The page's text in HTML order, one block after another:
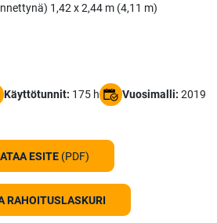
1,42 x 2,44 m (4,11 m)
Käyttötunnit: 175 h Vuosimalli: 2019
ESITE (PDF)
RAHOITUSLASKURI